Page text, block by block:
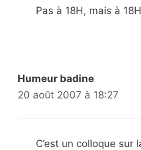
Pas à 18H, mais à
Humeur badine
20 août 2007 à 18:27
C’est un colloque sur